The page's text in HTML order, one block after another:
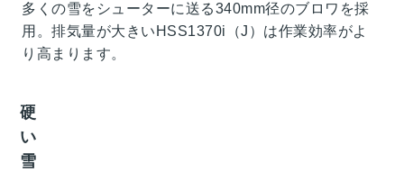
多くの雪をシューターに送る340mm径のブロワを採
用。排気量が大きいHSS1370i（J）は作業効率がよ
り高まります。
硬
い
雪